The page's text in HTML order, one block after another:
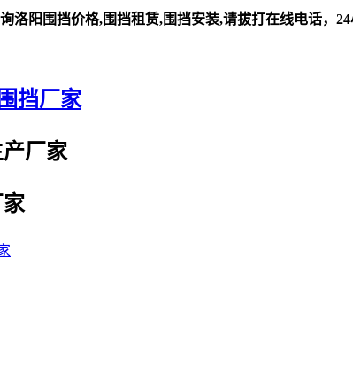
洛阳围挡价格,围挡租赁,围挡安装,请拔打在线电话，24
产厂家
家